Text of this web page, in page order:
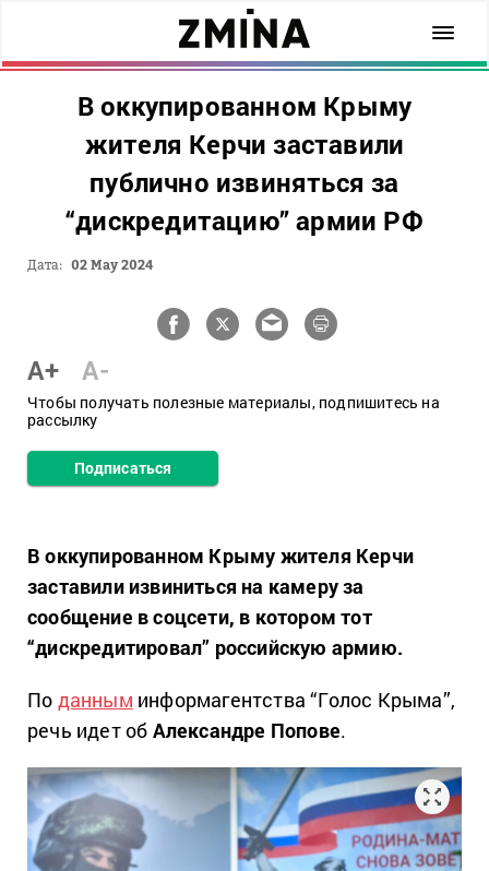
В оккупированном Крыму
жителя Керчи заставили
публично извиняться за
“дискредитацию” армии РФ
Дата: 02 May 2024
A+ A-
Чтобы получать полезные материалы, подпишитесь на
рассылку
Подписаться
В оккупированном Крыму жителя Керчи
заставили извиниться на камеру за
сообщение в соцсети, в котором тот
“дискредитировал” российскую армию.
По данным информагентства “Голос Крыма”,
речь идет об Александре Попове.